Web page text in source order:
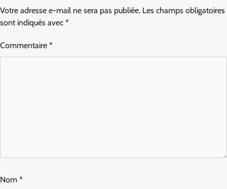
Votre adresse e-mail ne sera pas publiée. Les champs obligatoires
sont indiqués avec *
Commentaire *
Nom *